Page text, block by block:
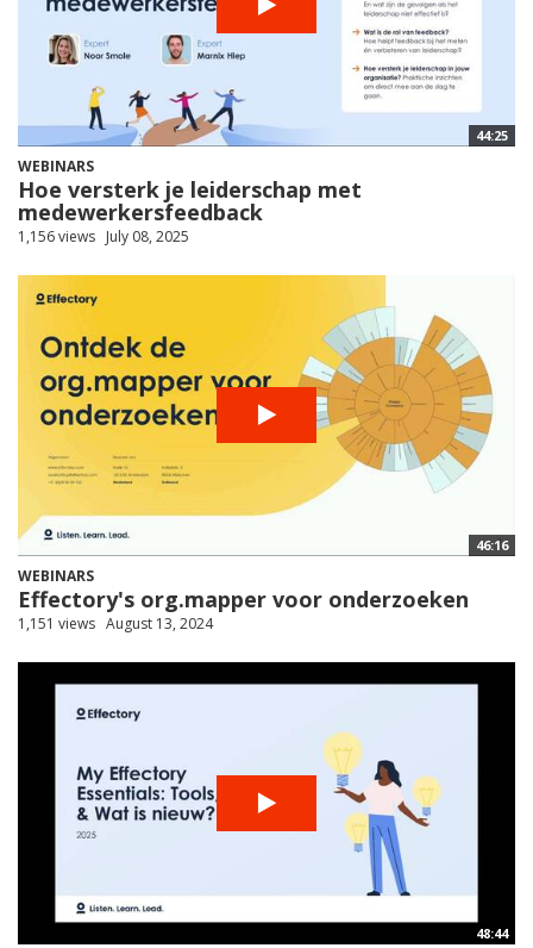
44:25
WEBINARS
Hoe versterk je leiderschap met
medewerkersfeedback
1,156 views July 08, 2025
46:16
WEBINARS
Effectory's org.mapper voor onderzoeken
1,151 views August 13, 2024
48:44